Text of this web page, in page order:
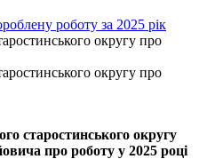
роботу за 2025 рік
округу про
округу про
старостинського округу
про роботу у 2025 році